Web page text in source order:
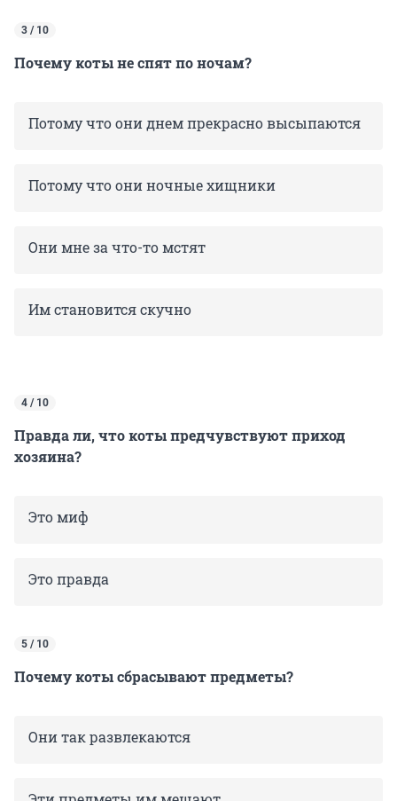
3 / 10
Почему коты не спят по ночам?
Потому что они днем прекрасно высыпаются
Потому что они ночные хищники
Они мне за что-то мстят
Им становится скучно
4 / 10
Правда ли, что коты предчувствуют приход
хозяина?
Это миф
Это правда
5 / 10
Почему коты сбрасывают предметы?
Они так развлекаются